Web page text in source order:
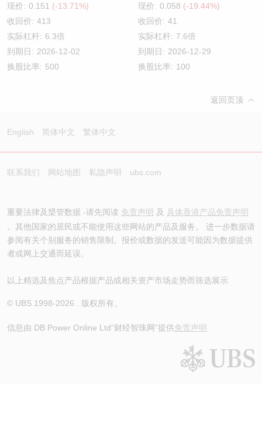
现价: 0.151 (-13.71%)
收回价: 413
实际杠杆: 6.3倍
到期日: 2026-12-02
换股比率: 500
现价: 0.058 (-19.44%)
收回价: 41
实际杠杆: 7.6倍
到期日: 2026-12-29
换股比率: 100
返回页顶
English 简体中文 繁体中文
联系我们 网站地图 私隐声明 ubs.com
重要法律及槼管数据 -请先阅读 免责声明 及 具体香港产品免责声明
。其他国家的居民或不能使用这些网站的产品及服务。 进一步数据请
参阅有关个别服务的销售限制。报价或数据的发送可能因为数据提供
者或网上交通而延误。
以上精选及焦点产品根据产品或相关资产市场走势而筛选展示
© UBS 1998-2026 . 版权所有。
信息由 DB Power Online Ltd“财经智珠网”提供免责声明